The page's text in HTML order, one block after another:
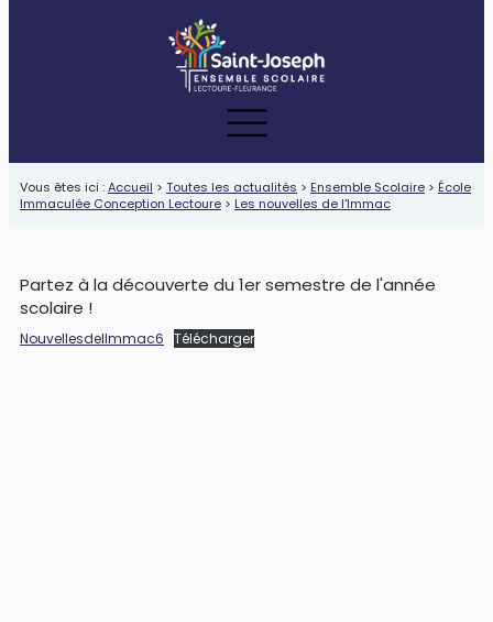
Vous êtes ici :Accueil > Toutes les actualités > Ensemble Scolaire > École
Immaculée Conception Lectoure > Les nouvelles de l'Immac
Partez à la découverte du 1er semestre de l'année
scolaire !
NouvellesdelImmac6 Télécharger